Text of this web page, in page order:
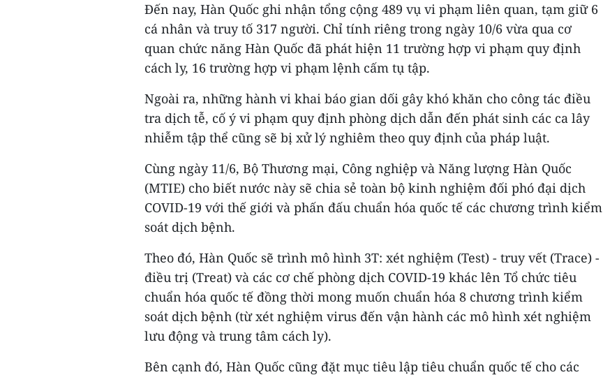
Đến nay, Hàn Quốc ghi nhận tổng cộng 489 vụ vi phạm liên quan, tạm giữ 6
cá nhân và truy tố 317 người. Chỉ tính riêng trong ngày 10/6 vừa qua cơ
quan chức năng Hàn Quốc đã phát hiện 11 trường hợp vi phạm quy định
cách ly, 16 trường hợp vi phạm lệnh cấm tụ tập.
Ngoài ra, những hành vi khai báo gian dối gây khó khăn cho công tác điều
tra dịch tễ, cố ý vi phạm quy định phòng dịch dẫn đến phát sinh các ca lây
nhiễm tập thể cũng sẽ bị xử lý nghiêm theo quy định của pháp luật.
Cùng ngày 11/6, Bộ Thương mại, Công nghiệp và Năng lượng Hàn Quốc
(MTIE) cho biết nước này sẽ chia sẻ toàn bộ kinh nghiệm đối phó đại dịch
COVID-19 với thế giới và phấn đấu chuẩn hóa quốc tế các chương trình kiểm
soát dịch bệnh.
Theo đó, Hàn Quốc sẽ trình mô hình 3T: xét nghiệm (Test) - truy vết (Trace) -
điều trị (Treat) và các cơ chế phòng dịch COVID-19 khác lên Tổ chức tiêu
chuẩn hóa quốc tế đồng thời mong muốn chuẩn hóa 8 chương trình kiểm
soát dịch bệnh (từ xét nghiệm virus đến vận hành các mô hình xét nghiệm
lưu động và trung tâm cách ly).
Bên cạnh đó, Hàn Quốc cũng đặt mục tiêu lập tiêu chuẩn quốc tế cho các